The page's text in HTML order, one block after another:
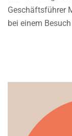
Geschäftsführer
bei einem